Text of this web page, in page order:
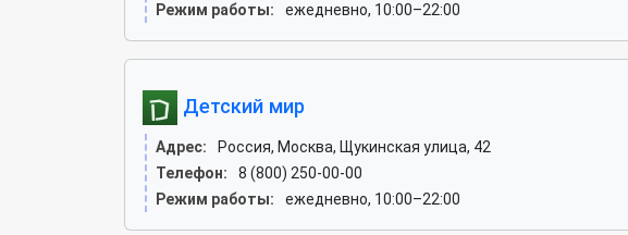
Режим работы:
ежедневно, 10:00–22:00
Детский мир
Адрес:
Россия, Москва, Щукинская улица, 42
Телефон:
8 (800) 250-00-00
Режим работы:
ежедневно, 10:00–22:00